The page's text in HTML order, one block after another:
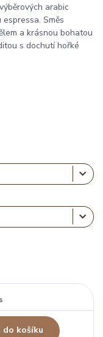
arabic
Směs
a krásnou bohatou
s dochutí hořké
do košíku